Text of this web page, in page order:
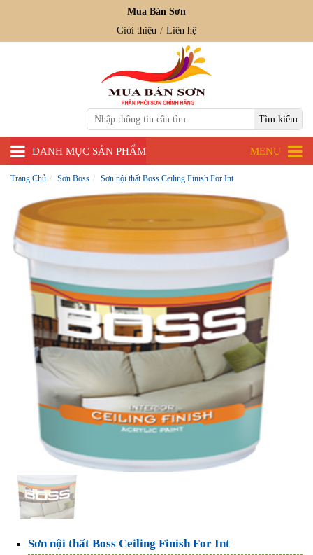
Mua Bán Sơn
Giới thiệu
Liên hệ
DANH MỤC SẢN PHẨM MENU
Trang Chủ Sơn Boss Sơn nội thất Boss Ceiling Finish For Int
Sơn nội thất Boss Ceiling Finish For Int